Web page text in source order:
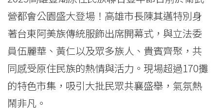
購
物
營都會公園盛大登場！高雄市長陳其邁特別身
著台東阿美族傳統服飾出席開幕式，與立法委
員伍麗華、黃仁以及眾多族人、貴賓齊聚，共
同感受原住民族的熱情與活力。現場超過170攤
的特色市集，吸引大批民眾共襄盛舉，氣氛熱
鬧非凡。